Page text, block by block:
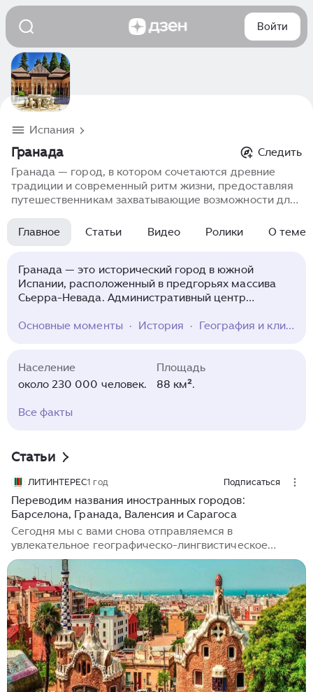
Войти
Испания
Гранада
Следить
Гранада — город, в котором сочетаются древние
традиции и современный ритм жизни, предоставляя
путешественникам захватывающие возможности для
культурных мероприятиях и народных обычаях,
которые делают Гранада, Буэнос-Айрес
настоящему узнать город.
Главное Статьи Видео Ролики О теме
Гранада — это исторический город в южной
Испании, расположенный в предгорьях массива
Сьерра-Невада. Административный центр
Андалусия. Город известен уникальным
дворцовый комплекс Альгамбра. Гранада
притягивает туристов богатым культурным
экскурсионный отдых с горнолыжным спортом и
традиции разных народов.
Основные моменты · История · География и климат
Население
около 230 000 человек.
Площадь
88 км².
Вcе факты
Статьи
ЛИТИНТЕРЕС1 год Подписаться
Переводим названия иностранных городов:
Барселона, Гранада, Валенсия и Сарагоса
Сегодня мы с вами снова отправляемся в
увлекательное географическо-лингвистическое
путешествие. На этот раз нас ждет солнечная
Испания - страна фламенко, корриды и таких
топонимов, в которых без пол-литра оливкового
масла не разберешься. В прошлый раз мы
рассказывали откуда взялись названия городов на
итальянском "сапожке". А теперь у нас в центре
внимания другой крупный европейский полуостров.
Но точно так же вас ждет много отсылок ко временам
Древнего Рима и вообще к античной истории. Ну и к
арабской эпохе, конечно...